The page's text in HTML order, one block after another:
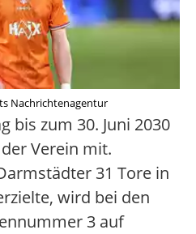
Nachrichtenagentur
bis zum 30. Juni 2030
Verein mit.
31 Tore in
wird bei den
3 auf